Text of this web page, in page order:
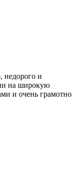
недорого и
на широкую
и очень грамотно